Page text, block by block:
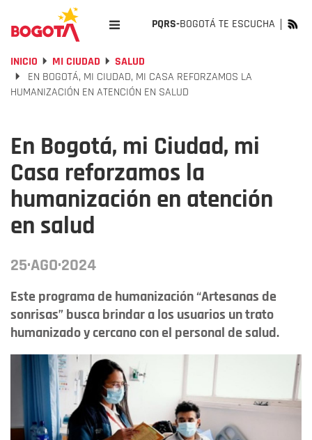
PQRS-BOGOTÁ TE ESCUCHA
INICIO MI CIUDAD
SALUD
EN BOGOTÁ, MI CIUDAD, MI CASA REFORZAMOS LA
HUMANIZACIÓN EN ATENCIÓN EN SALUD
En Bogotá, mi Ciudad, mi
Casa reforzamos la
humanización en atención
en salud
25·AGO·2024
Este programa de humanización “Artesanas de
sonrisas” busca brindar a los usuarios un trato
humanizado y cercano con el personal de salud.